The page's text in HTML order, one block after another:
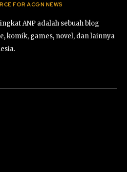
FOR ACGN NEWS
ANP adalah sebuah blog
komik, games, novel, dan lainnya